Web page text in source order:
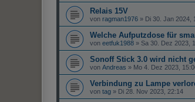
Relais 15V
von ragman1976 » Di 30. Jan 2024,
Welche Aufputzdose für
von eetfuk1988 » Sa 30. Dez 2023,
Sonoff Stick 3.0 wird nicht
von Andreas » Mo 4. Dez 2023,
Verbindung zu Lampe
von tag » Di 28. Nov 2023, 22:14